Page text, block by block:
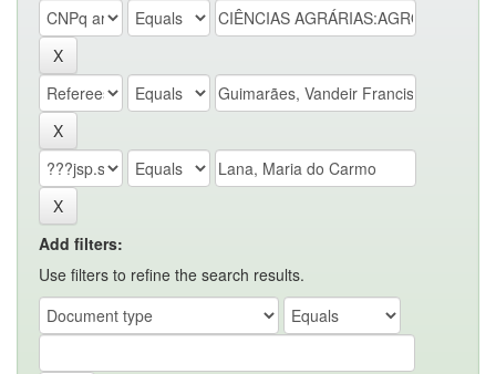
Add filters:
Use filters to refine the search results.